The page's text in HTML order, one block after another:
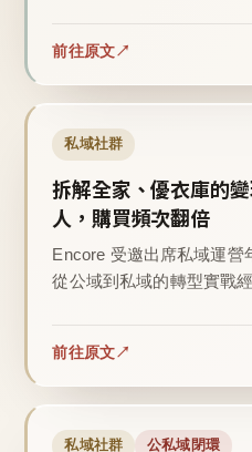
前往原文
私域社群
拆解全家、優衣庫的
人，購買頻次翻倍
Encore 受邀出席私域運營
從公域到私域的轉型實戰經
前往原文
私域社群 公私域閉環